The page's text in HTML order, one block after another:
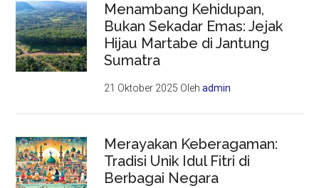
Menambang Kehidupan,
Bukan Sekadar Emas: Jejak
Hijau Martabe di Jantung
Sumatra
21 Oktober 2025 Olehadmin
Merayakan Keberagaman:
Tradisi Unik Idul Fitri di
Berbagai Negara